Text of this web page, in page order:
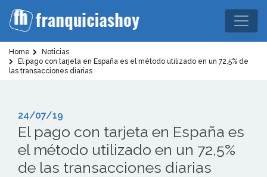
Home
Noticias
El pago con tarjeta en España es el método utilizado en un 72,5% de
las transacciones diarias
24/07/19
El pago con tarjeta en España es
el método utilizado en un 72,5%
de las transacciones diarias